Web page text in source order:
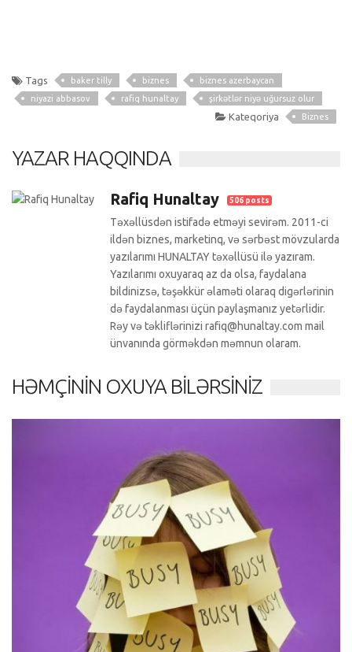
Tags baker tilly biznes
biznes azerbaycan
niyazi abbasov
rafiq hunaltay şirkətlər niyə uğursuz olur
Kateqoriya Biznes
YAZAR HAQQINDA
Rafiq Hunaltay 506 posts
Təxəllüsdən istifadə etməyi sevirəm. 2011-ci
ildən biznes, marketinq, və sərbəst mövzularda
yazılarımı HUNALTAY təxəllüsü ilə yazıram.
Yazılarımı oxuyaraq az da olsa, faydalana
bildinizsə, təşəkkür əlaməti olaraq digərlərinin
də faydalanması üçün paylaşmanız yetərlidir.
Rəy və təkliflərinizi rafiq@hunaltay.com mail
ünvanında görməkdən məmnun olaram.
HƏMÇININ OXUYA BILƏRSINIZ